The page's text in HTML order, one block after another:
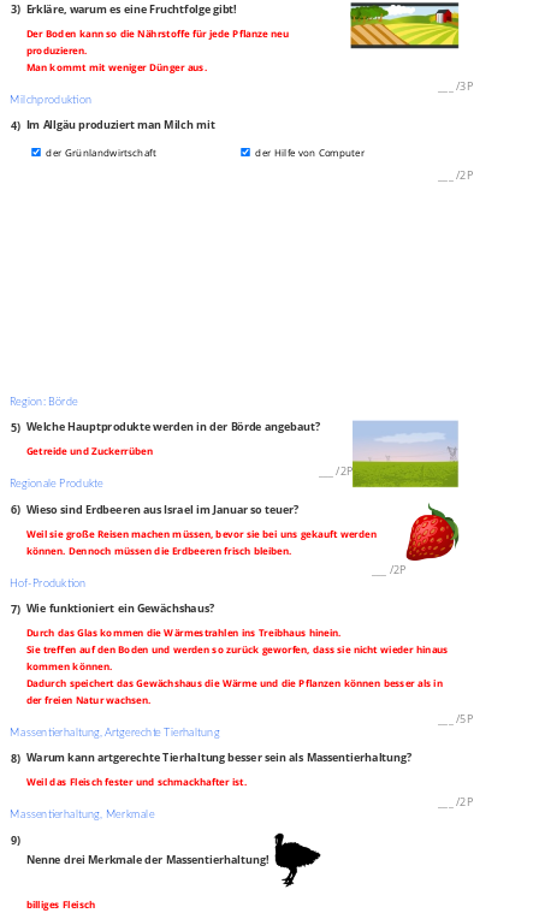
3) Erkläre, warum es eine Fruchtfolge gibt!
Der Boden kann so die Nährstoffe für jede Pflanze neu
produzieren.
Man kommt mit weniger Dünger aus.
/3P
Milchproduktion
4) Im Allgäu produziert man Milch mit
der Grünlandwirtschaft der Hilfe von Computer
/2P
Region: Börde
5) Welche Hauptprodukte werden in der Börde angebaut?
Getreide und Zuckerrüben
/2P
Regionale Produkte
6) Wieso sind Erdbeeren aus Israel im Januar so teuer?
Weil sie große Reisen machen müssen, bevor sie bei uns gekauft werden
können. Dennoch müssen die Erdbeeren frisch bleiben.
/2P
Hof-Produktion
7) Wie funktioniert ein Gewächshaus?
Durch das Glas kommen die Wärmestrahlen ins Treibhaus hinein.
Sie treffen auf den Boden und werden so zurück geworfen, dass sie nicht wieder hinaus
kommen können.
Dadurch speichert das Gewächshaus die Wärme und die Pflanzen können besser als in
der freien Natur wachsen.
/5P
Massentierhaltung, Artgerechte Tierhaltung
8) Warum kann artgerechte Tierhaltung besser sein als Massentierhaltung?
Weil das Fleisch fester und schmackhafter ist.
/2P
Massentierhaltung, Merkmale
9)
Nenne drei Merkmale der Massentierhaltung!
billiges Fleisch